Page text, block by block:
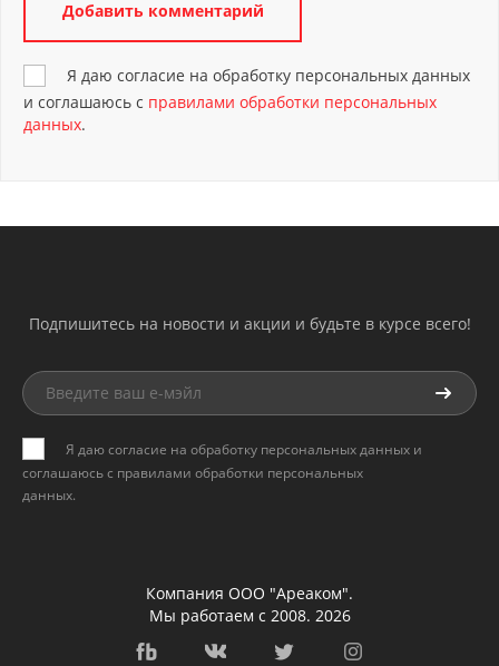
Я даю согласие на обработку персональных данных
и соглашаюсь с правилами обработки персональных
данных.
Подпишитесь на новости и акции и будьте в курсе всего!
Я даю согласие на обработку персональных данных и
соглашаюсь с правилами обработки персональных
данных.
Компания ООО "Ареаком".
Мы работаем с 2008. 2026